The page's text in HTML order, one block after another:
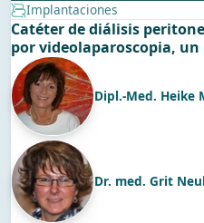
Implantaciones
Catéter de diálisis
por videolaparoscopia,
Dr. med.